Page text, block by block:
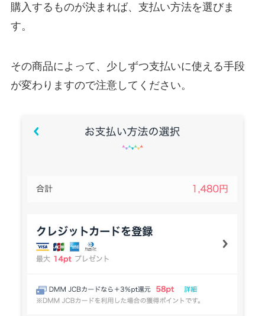
購入するものが決まれば、支払い方法を選びま
す。
その商品によって、少しずつ支払いに使える手段
が変わりますので注意してください。